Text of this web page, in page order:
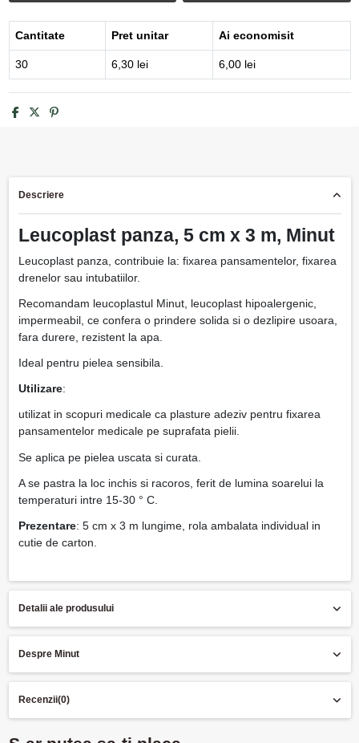
Cantitate Pret unitar Ai economisit
30 6,30 lei 6,00 lei
Descriere
Leucoplast panza, 5 cm x 3 m, Minut
Leucoplast panza, contribuie la: fixarea pansamentelor, fixarea
drenelor sau intubatiilor.
Recomandam leucoplastul Minut, leucoplast hipoalergenic,
impermeabil, ce confera o prindere solida si o dezlipire usoara,
fara durere, rezistent la apa.
Ideal pentru pielea sensibila.
Utilizare:
utilizat in scopuri medicale ca plasture adeziv pentru fixarea
pansamentelor medicale pe suprafata pielii.
Se aplica pe pielea uscata si curata.
A se pastra la loc inchis si racoros, ferit de lumina soarelui la
temperaturi intre 15-30 ° C.
Prezentare: 5 cm x 3 m lungime, rola ambalata individual in
cutie de carton.
Detalii ale produsului
Despre Minut
Recenzii(0)